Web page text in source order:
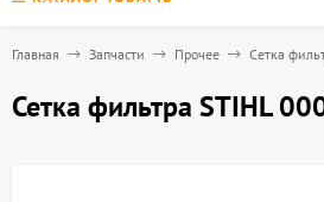
Главная Запчасти Прочее Сетка
Сетка фильтра STIHL